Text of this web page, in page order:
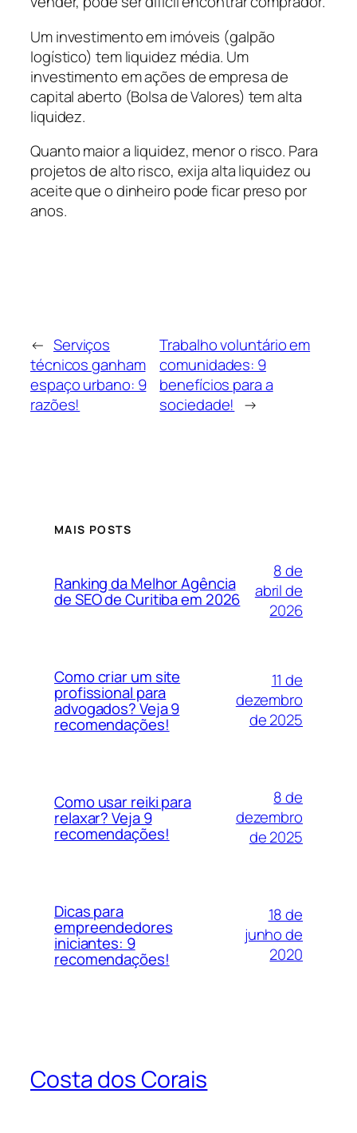
Um investimento em imóveis (galpão
logístico) tem liquidez média. Um
investimento em ações de empresa de
capital aberto (Bolsa de Valores) tem alta
liquidez.
Quanto maior a liquidez, menor o risco. Para
projetos de alto risco, exija alta liquidez ou
aceite que o dinheiro pode ficar preso por
anos.
← Serviços
técnicos ganham
espaço urbano: 9
razões!
Trabalho voluntário em
comunidades: 9
benefícios para a
sociedade! →
MAIS POSTS
Ranking da Melhor Agência
de SEO de Curitiba em 2026
8 de
abril de
2026
Como criar um site
profissional para
advogados? Veja 9
recomendações!
11 de
dezembro
de 2025
Como usar reiki para
relaxar? Veja 9
recomendações!
8 de
dezembro
de 2025
Dicas para
empreendedores
iniciantes: 9
recomendações!
18 de
junho de
2020
Costa dos Corais